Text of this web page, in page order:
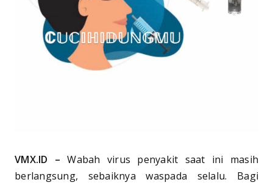
VMX.ID – Wabah virus penyakit saat ini masih
berlangsung, sebaiknya waspada selalu. Bagi